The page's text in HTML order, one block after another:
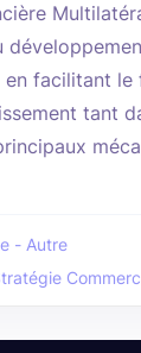
en facilitant le
tant
- Autre